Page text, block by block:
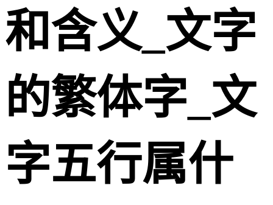
和含义_文字
的繁体字_文
字五行属什